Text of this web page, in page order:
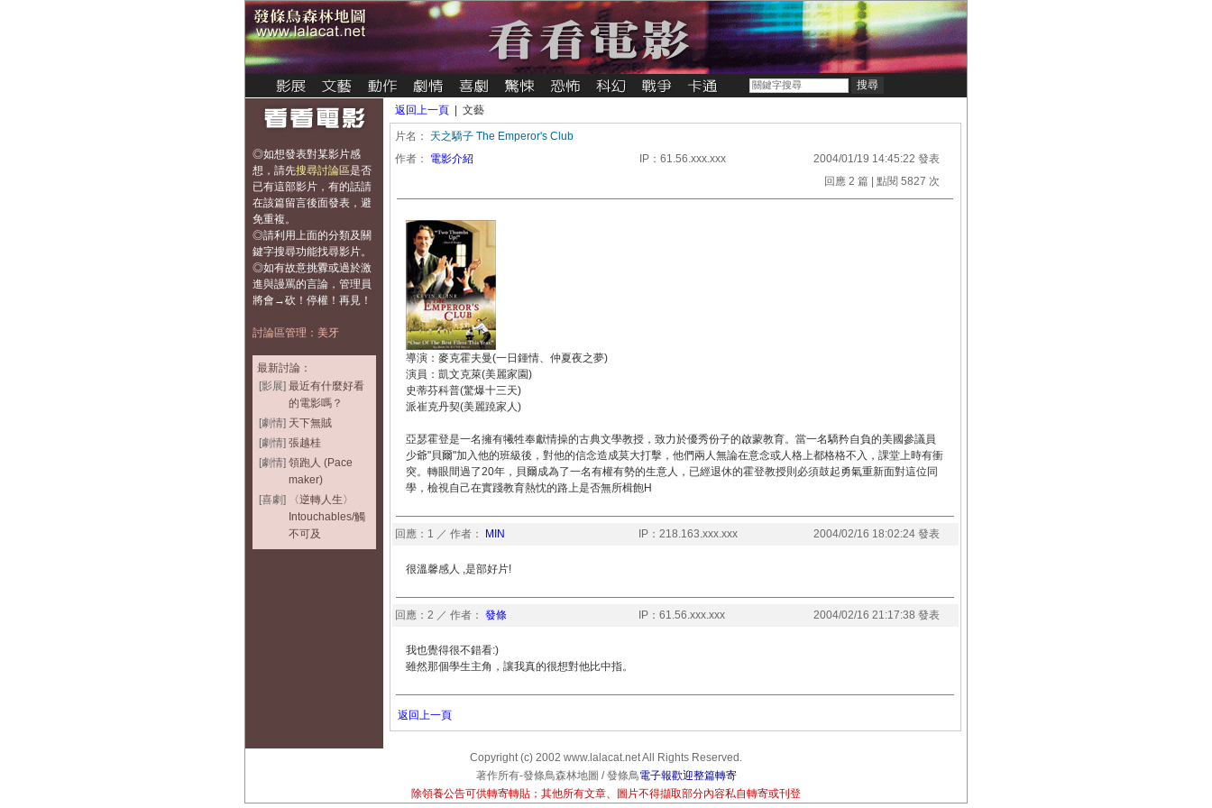
◎如想發表對某影片感
想， 請先搜尋討論區是否
已有這部影片，有的話請
在該篇留言後面發表，避
免重複。
◎請利用上面的分類及關
鍵字搜尋功能找尋影片。
◎如有故意挑釁或過於激
進與謾罵的言論，管理員
將會→砍！停權！再見！
討論區管理：美牙
最新討論：
[影展] 最近有什麼好看
的電影嗎？
[劇情] 天下無賊
[劇情] 張越桂
[劇情] 領跑人 (Pace
maker)
[喜劇]
〈逆轉人生〉
Intouchables/觸
不可及
返回上一頁 | 文藝
片名：
天之驕子 The Emperor's Club
作者：
電影介紹 IP：61.56.xxx.xxx
2004/01/19 14:45:22 發表
回應 2 篇 | 點閱 5827 次
導演：麥克霍夫曼(一日鍾情、仲夏夜之夢)
演員：凱文克萊(美麗家園)
史蒂芬科普(驚爆十三天)
派崔克丹契(美麗蹺家人)
亞瑟霍登是一名擁有犧牲奉獻情操的古典文學教授，致力於優秀份子的啟蒙教育。當一名驕矜自負的美國參議員
少爺"貝爾"加入他的班級後，對他的信念造成莫大打擊，他們兩人無論在意念或人格上都格格不入，課堂上時有衝
突。轉眼間過了20年，貝爾成為了一名有權有勢的生意人，已經退休的霍登教授則必須鼓起勇氣重新面對這位同
學，檢視自己在實踐教育熱忱的路上是否無所楫飽H
回應：1 ／ 作者： MIN IP：218.163.xxx.xxx 2004/02/16 18:02:24 發表
很溫馨感人 ,是部好片!
回應：2 ／ 作者： 發條 IP：61.56.xxx.xxx 2004/02/16 21:17:38 發表
我也覺得很不錯看:)
雖然那個學生主角，讓我真的很想對他比中指。
返回上一頁
Copyright (c) 2002 www.lalacat.net All Rights Reserved.
著作所有-發條鳥森林地圖 / 發條鳥電子報歡迎整篇轉寄
除領養公告可供轉寄轉貼；其他所有文章、圖片不得擷取部分內容私自轉寄或刊登